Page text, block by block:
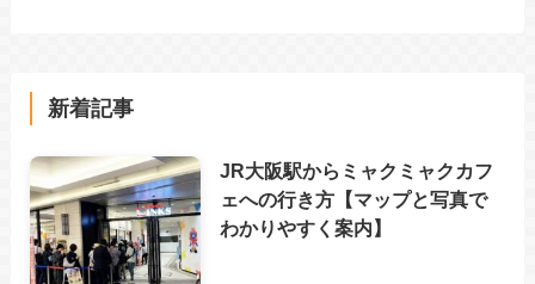
新着記事
JR大阪駅からミャクミャクカフ
ェへの行き方【マップと写真で
わかりやすく案内】